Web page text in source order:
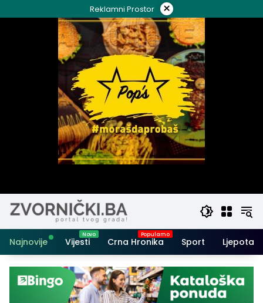
to
Reklamni Prostor ×
Najnovije Vijesti Crna Hronika Sport Ljepota i